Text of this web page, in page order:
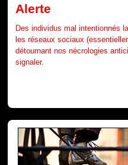
Alerte
Des individus mal intentionnés
les réseaux sociaux
détournant nos nécrologies
signaler.